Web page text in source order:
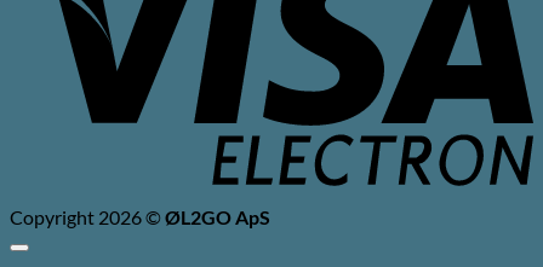
Copyright 2026 ©ØL2GO ApS